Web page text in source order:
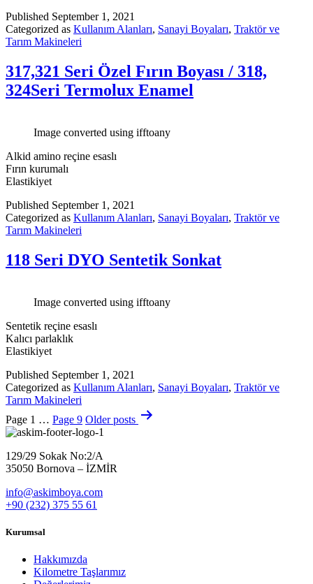
Published September 1, 2021
Categorized as Kullanım Alanları, Sanayi Boyaları, Traktör ve
Tarım Makineleri
317,321 Seri Özel Fırın Boyası / 318,
324Seri Termolux Enamel
Image converted using ifftoany
Alkid amino reçine esaslı
Fırın kurumalı
Elastikiyet
Published September 1, 2021
Categorized as Kullanım Alanları, Sanayi Boyaları, Traktör ve
Tarım Makineleri
118 Seri DYO Sentetik Sonkat
Image converted using ifftoany
Sentetik reçine esaslı
Kalıcı parlaklık
Elastikiyet
Published September 1, 2021
Categorized as Kullanım Alanları, Sanayi Boyaları, Traktör ve
Tarım Makineleri
Posts
pagination
Page 1 … Page 9 Olderposts
129/29 Sokak No:2/A
35050 Bornova – İZMİR
info@askimboya.com
+90 (232) 375 55 61
Kurumsal
Hakkımızda
Kilometre Taşlarımız